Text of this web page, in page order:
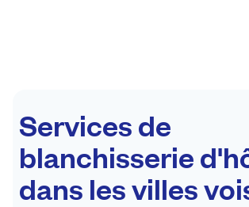
Services de
blanchisserie
dans les villes